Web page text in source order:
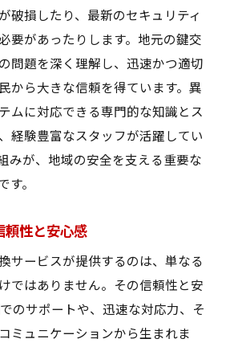
れる鍵交換サービス
市の鍵交換サービスが地域社会
おける鍵交換サービスの信頼性
なる鍵交換の役割
ビスが築く地域信頼
集める理由とは
持される鍵交換の魅力
破損したり、最新のセキュリティ
要があったりします。地元の鍵交
問題を深く理解し、迅速かつ適切
から大きな信頼を得ています。異
ムに対応できる専門的な知識とス
経験豊富なスタッフが活躍してい
みが、地域の安全を支える重要な
す。
頼性と安心感
サービスが提供するのは、単なる
ではありません。その信頼性と安
のサポートや、迅速な対応力、そ
ミュニケーションから生まれま